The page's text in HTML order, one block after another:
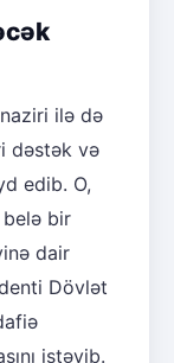
ilə də
dəstək və
edib. O,
belə bir
dair
Dövlət
istəyib.